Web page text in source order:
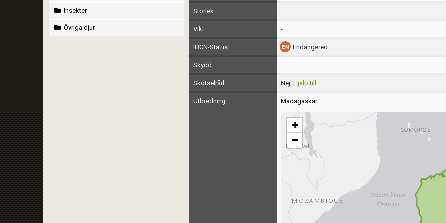
Insekter
Övriga djur
Storlek
Vikt -
IUCN-Status Endangered
Skydd
Skötselråd Nej, Hjälp till
Utbredning Madagaskar
+
−